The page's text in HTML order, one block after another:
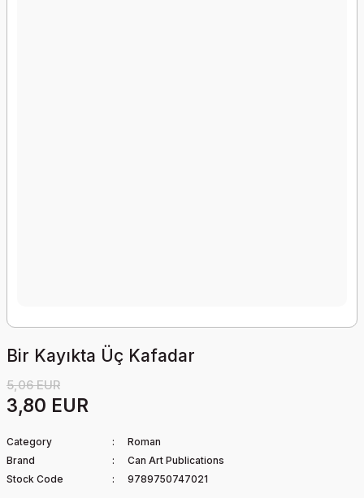
Bir Kayıkta Üç Kafadar
5,06 EUR
3,80 EUR
Category
Roman
Brand
Can Art Publications
Stock Code
9789750747021